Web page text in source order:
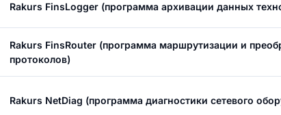
Rakurs FinsLogger (программа архивации данных
Rakurs FinsRouter (программа маршрутизации и
протоколов)
Rakurs NetDiag (программа диагностики сетевого